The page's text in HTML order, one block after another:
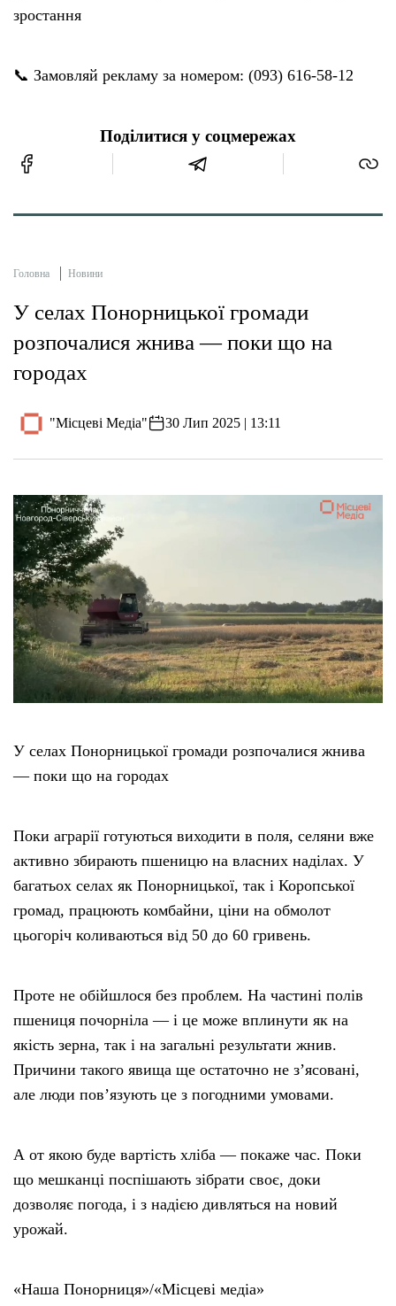
зростання
📞 Замовляй рекламу за номером: (093) 616-58-12
Поділитися у соцмережах
Головна Новини
У селах Понорницької громади
розпочалися жнива — поки що на
городах
"Місцеві Медіа" 30 Лип 2025 | 13:11
У селах Понорницької громади розпочалися жнива
— поки що на городах
Поки аграрії готуються виходити в поля, селяни вже
активно збирають пшеницю на власних наділах. У
багатьох селах як Понорницької, так і Коропської
громад, працюють комбайни, ціни на обмолот
цьогоріч коливаються від 50 до 60 гривень.
Проте не обійшлося без проблем. На частині полів
пшениця почорніла — і це може вплинути як на
якість зерна, так і на загальні результати жнив.
Причини такого явища ще остаточно не з’ясовані,
але люди пов’язують це з погодними умовами.
А от якою буде вартість хліба — покаже час. Поки
що мешканці поспішають зібрати своє, доки
дозволяє погода, і з надією дивляться на новий
урожай.
«Наша Понорниця»/«Місцеві медіа»